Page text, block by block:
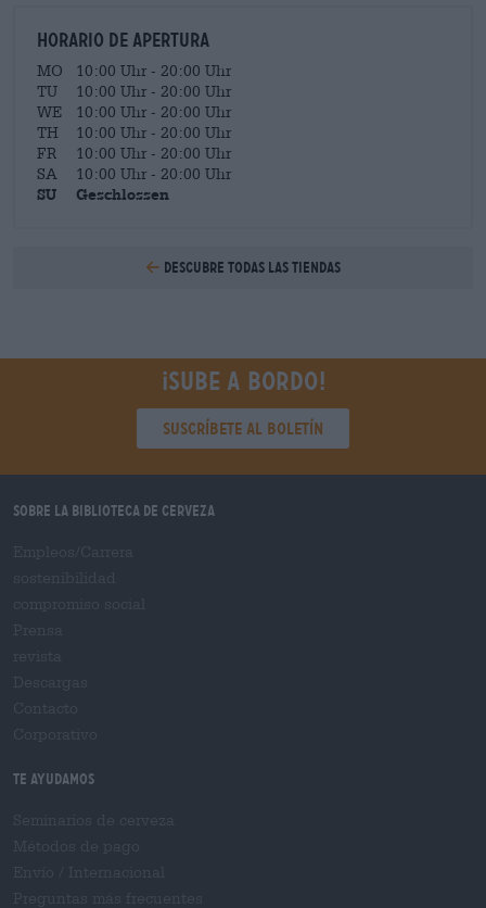
Horario de apertura
MO
10:00 Uhr - 20:00 Uhr
TU
10:00 Uhr - 20:00 Uhr
WE
10:00 Uhr - 20:00 Uhr
TH
10:00 Uhr - 20:00 Uhr
FR
10:00 Uhr - 20:00 Uhr
SA
10:00 Uhr - 20:00 Uhr
SU
Geschlossen
Descubre todas las tiendas
¡Sube a bordo!
Suscríbete al boletín
Sobre la biblioteca de cerveza
Te ayudamos